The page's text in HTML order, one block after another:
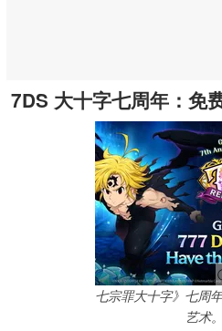
7DS 大十字七周年：免
七宗罪大十字》七周
艺术。